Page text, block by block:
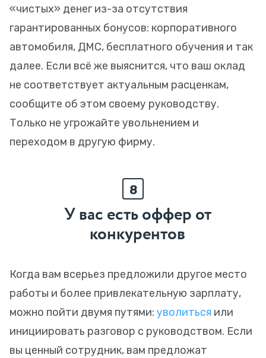
«чистых» денег из-за отсутствия
гарантированных бонусов: корпоративного
автомобиля, ДМС, бесплатного обучения и так
далее. Если всё же выяснится, что ваш оклад
не соответствует актуальным расценкам,
сообщите об этом своему руководству.
Только не угрожайте увольнением и
переходом в другую фирму.
8
У вас есть оффер от
конкурентов
Когда вам всерьез предложили другое место
работы и более привлекательную зарплату,
можно пойти двумя путями: уволиться или
инициировать разговор с руководством. Если
вы ценный сотрудник, вам предложат